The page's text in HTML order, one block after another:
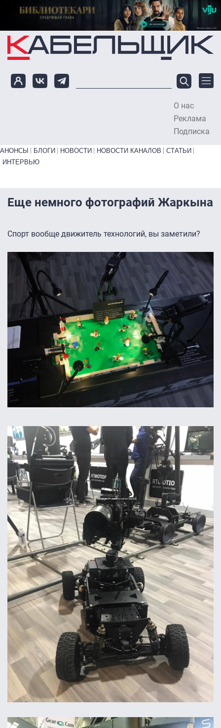
Перейти к основному содержанию
О нас
Реклама
Подписка
Primary links bottom
АНОНСЫ БЛОГИ НОВОСТИ НОВОСТИ КАНАЛОВ
СТАТЬИ
ИНТЕРВЬЮ
Еще немного фотографий Жаркына
Спорт вообще движитель технологий, вы заметили?